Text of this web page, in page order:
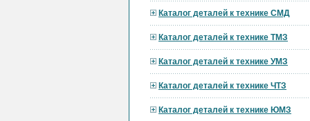
Каталог деталей к технике СМД
Каталог деталей к технике ТМЗ
Каталог деталей к технике УМЗ
Каталог деталей к технике ЧТЗ
Каталог деталей к технике ЮМЗ